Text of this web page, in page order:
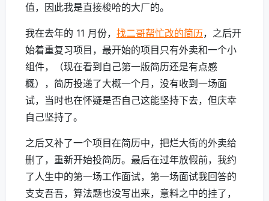
值，因此我是直接梭哈的大厂的。
我在去年的 11 月份， 找二哥帮忙改的简历，之后开
始着重复习项目，最开始的项目只有外卖和一个小
组件，（现在看到自己第一版简历还是有点感
概），简历投递了大概一个月，没有收到一场面
试，当时也在怀疑是否自己这能坚持下去，但庆幸
自己坚持了。
之后又补了一个项目在简历中，把烂大街的外卖给
删了，重新开始投简历。最后在过年放假前，我约
了人生中的第一场工作面试，第一场面试我回答的
支支吾吾，算法题也没写出来，意料之中的挂了，